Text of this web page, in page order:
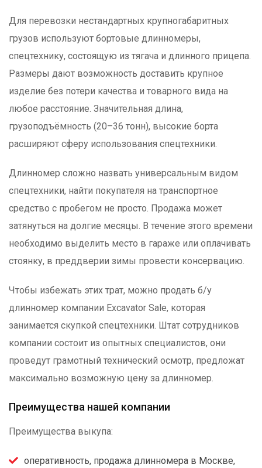
Для перевозки нестандартных крупногабаритных
грузов используют бортовые длинномеры,
спецтехнику, состоящую из тягача и длинного прицепа.
Размеры дают возможность доставить крупное
изделие без потери качества и товарного вида на
любое расстояние. Значительная длина,
грузоподъёмность (20–36 тонн), высокие борта
расширяют сферу использования спецтехники.
Длинномер сложно назвать универсальным видом
спецтехники, найти покупателя на транспортное
средство с пробегом не просто. Продажа может
затянуться на долгие месяцы. В течение этого времени
необходимо выделить место в гараже или оплачивать
стоянку, в преддверии зимы провести консервацию.
Чтобы избежать этих трат, можно продать б/у
длинномер компании Excavator Sale, которая
занимается скупкой спецтехники. Штат сотрудников
компании состоит из опытных специалистов, они
проведут грамотный технический осмотр, предложат
максимально возможную цену за длинномер.
Преимущества нашей компании
Преимущества выкупа:
оперативность, продажа длинномера в Москве,